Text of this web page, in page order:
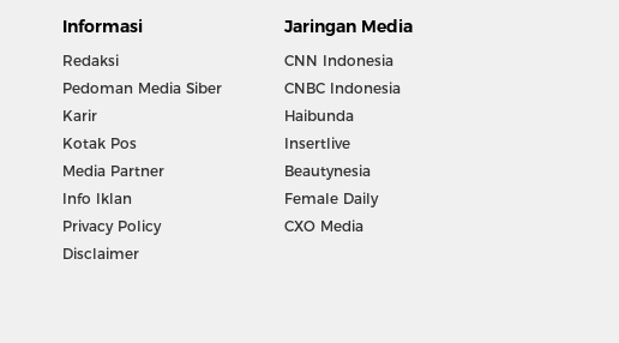
Informasi
Redaksi
Pedoman Media Siber
Karir
Kotak Pos
Media Partner
Info Iklan
Privacy Policy
Disclaimer
Jaringan Media
CNN Indonesia
CNBC Indonesia
Haibunda
Insertlive
Beautynesia
Female Daily
CXO Media